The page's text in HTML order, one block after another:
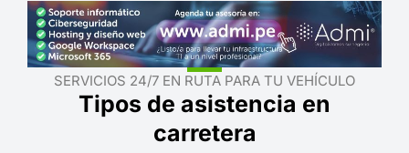
SERVICIOS 24/7 EN RUTA PARA TU VEHÍCULO
Tipos de asistencia en
carretera